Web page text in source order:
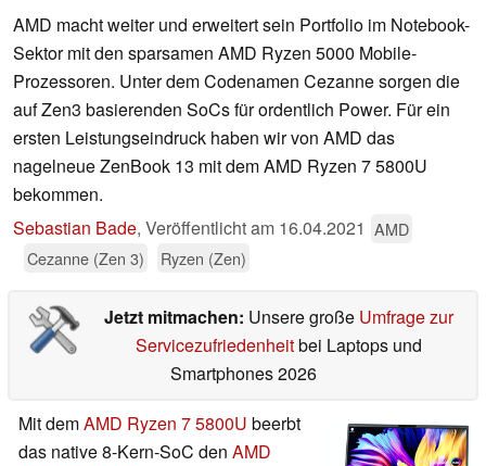
AMD macht weiter und erweitert sein Portfolio im Notebook-
Sektor mit den sparsamen AMD Ryzen 5000 Mobile-
Prozessoren. Unter dem Codenamen Cezanne sorgen die
auf Zen3 basierenden SoCs für ordentlich Power. Für ein
ersten Leistungseindruck haben wir von AMD das
nagelneue ZenBook 13 mit dem AMD Ryzen 7 5800U
bekommen.
Sebastian Bade, Veröffentlicht am 16.04.2021 AMD
Cezanne (Zen 3)
Ryzen (Zen)
Jetzt mitmachen: Unsere große Umfrage zur
Servicezufriedenheitbei Laptops und
Smartphones 2026
Mit demAMD Ryzen 7 5800U beerbt
das native 8-Kern-SoC den AMD